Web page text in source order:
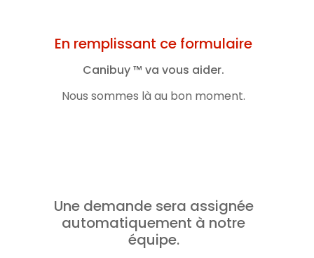
En remplissant ce formulaire
Canibuy ™ va vous aider.
Nous sommes là au bon moment.
Une demande sera assignée
automatiquement à notre
équipe.